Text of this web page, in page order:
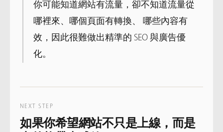
你可能知道網站有流量，卻不知道流量從
哪裡來、哪個頁面有轉換、 哪些內容有
效，因此很難做出精準的 SEO 與廣告優
化。
NEXT STEP
如果你希望網站不只是上線，而是